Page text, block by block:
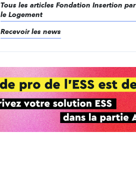
Tous les articles Fondation Insertion par
le Logement
Recevoir les news